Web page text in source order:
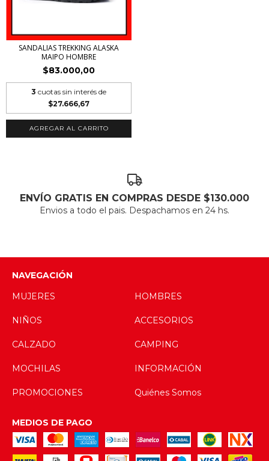
SANDALIAS TREKKING ALASKA
MAIPO HOMBRE
$83.000,00
3 cuotas sin interés de
$27.666,67
AGREGAR AL CARRITO
ENVÍO GRATIS EN COMPRAS DESDE $130.000
Envios a todo el pais. Despachamos en 24 hs.
NAVEGACIÓN
MUJERES
HOMBRES
NIÑOS ACCESORIOS
CALZADO CAMPING
MOCHILAS INFORMACIÓN
PROMOCIONES Quiénes Somos
MEDIOS DE PAGO